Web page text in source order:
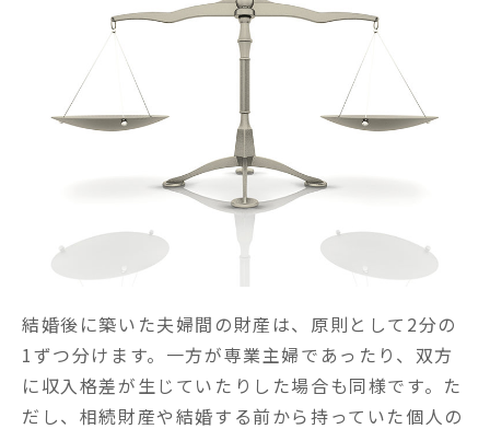
結婚後に築いた夫婦間の財産は、原則として2分の
1ずつ分けます。一方が専業主婦であったり、双方
に収入格差が生じていたりした場合も同様です。た
だし、相続財産や結婚する前から持っていた個人の